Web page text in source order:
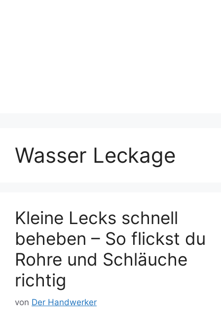
Wasser Leckage
Kleine Lecks schnell
beheben – So flickst du
Rohre und Schläuche
richtig
von Der Handwerker